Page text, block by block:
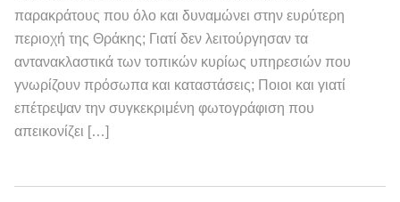
παρακράτους που όλο και δυναμώνει στην ευρύτερη
περιοχή της Θράκης; Γιατί δεν λειτούργησαν τα
αντανακλαστικά των τοπικών κυρίως υπηρεσιών που
γνωρίζουν πρόσωπα και καταστάσεις; Ποιοι και γιατί
επέτρεψαν την συγκεκριμένη φωτογράφιση που
απεικονίζει […]